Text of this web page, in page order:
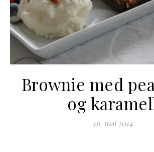
Brownie med
og
16. mai 2014